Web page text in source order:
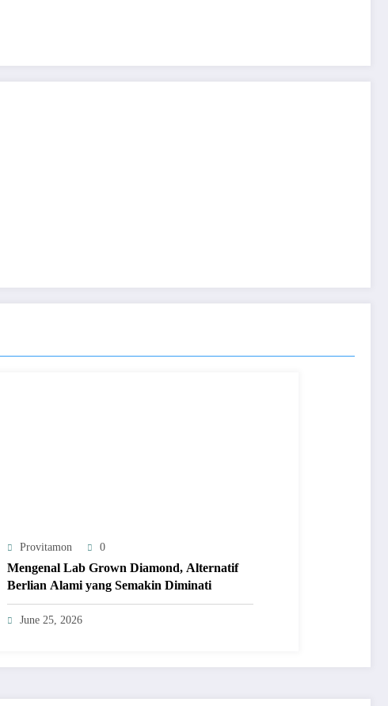
Provitamon 0
Mengenal Lab Grown Diamond, Alternatif
Berlian Alami yang Semakin Diminati
June 25, 2026